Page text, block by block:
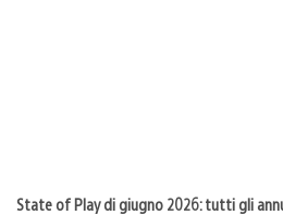
State of Play di giugno 2026: tutti gli